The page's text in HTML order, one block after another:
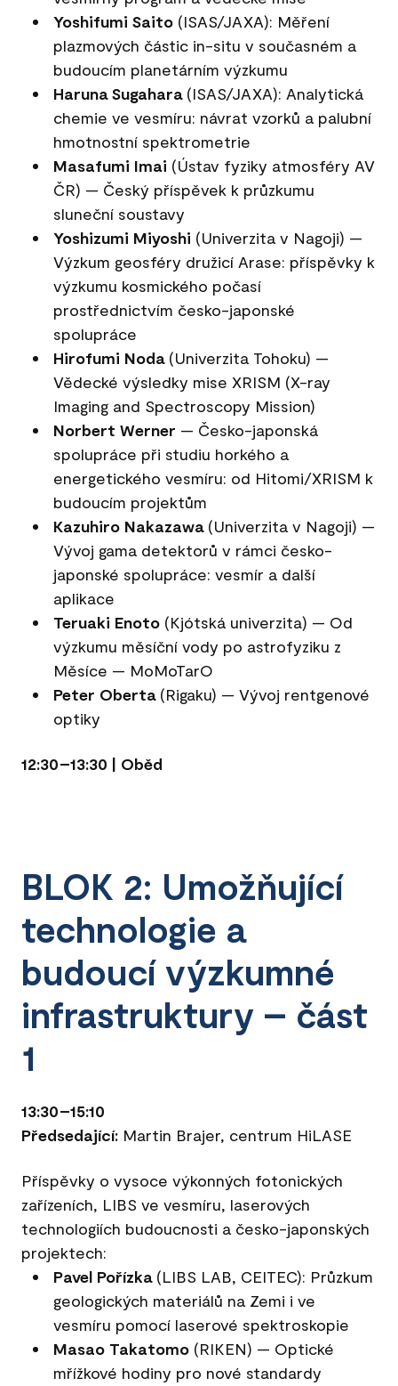
Yoshifumi Saito (ISAS/JAXA): Měření
plazmových částic in-situ v současném a
budoucím planetárním výzkumu
Haruna Sugahara(ISAS/JAXA): Analytická
chemie ve vesmíru: návrat vzorků a palubní
hmotnostní spektrometrie
Masafumi Imai (Ústav fyziky atmosféry AV
ČR) — Český příspěvek k průzkumu
sluneční soustavy
Yoshizumi Miyoshi (Univerzita v Nagoji) —
Výzkum geosféry družicí Arase: příspěvky k
výzkumu kosmického počasí
prostřednictvím česko-japonské
spolupráce
Hirofumi Noda(Univerzita Tohoku) —
Vědecké výsledky mise XRISM (X-ray
Imaging and Spectroscopy Mission)
Norbert Werner — Česko-japonská
spolupráce při studiu horkého a
energetického vesmíru: od Hitomi/XRISM k
budoucím projektům
Kazuhiro Nakazawa(Univerzita v Nagoji) —
Vývoj gama detektorů v rámci česko-
japonské spolupráce: vesmír a další
aplikace
Teruaki Enoto (Kjótská univerzita) — Od
výzkumu měsíční vody po astrofyziku z
Měsíce — MoMoTarO
Peter Oberta(Rigaku) — Vývoj rentgenové
optiky
12:30–13:30 | Oběd
BLOK 2: Umožňující
technologie a
budoucí výzkumné
infrastruktury – část
1
13:30–15:10
Předsedající: Martin Brajer, centrum HiLASE
Příspěvky o vysoce výkonných fotonických
zařízeních, LIBS ve vesmíru, laserových
technologiích budoucnosti a česko-japonských
projektech:
Pavel Pořízka(LIBS LAB, CEITEC): Průzkum
geologických materiálů na Zemi i ve
vesmíru pomocí laserové spektroskopie
Masao Takatomo (RIKEN) — Optické
mřížkové hodiny pro nové standardy